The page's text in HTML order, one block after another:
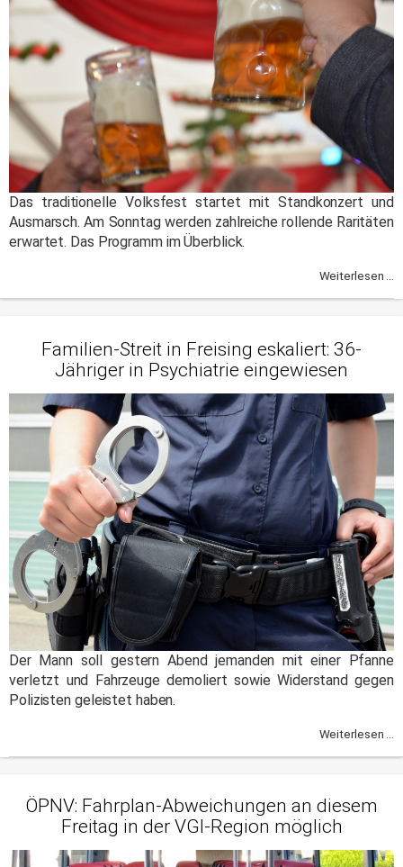
Das traditionelle Volksfest startet mit Standkonzert und
Ausmarsch. Am Sonntag werden zahlreiche rollende Raritäten
erwartet. Das Programm im Überblick.
Weiterlesen ...
Familien-Streit in Freising eskaliert: 36-
Jähriger in Psychiatrie eingewiesen
Der Mann soll gestern Abend jemanden mit einer Pfanne
verletzt und Fahrzeuge demoliert sowie Widerstand gegen
Polizisten geleistet haben.
Weiterlesen ...
ÖPNV: Fahrplan-Abweichungen an diesem
Freitag in der VGI-Region möglich